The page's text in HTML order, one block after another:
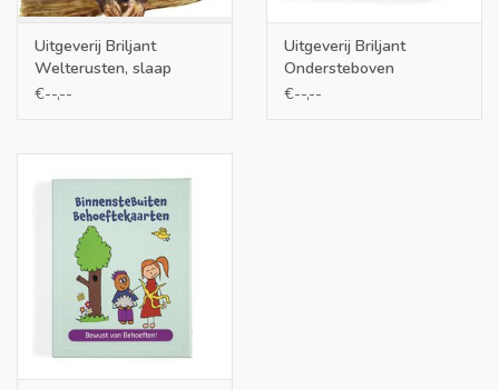
Uitgeverij Briljant
Welterusten, slaap
lekker! slaapkaartjes
€--,--
Uitgeverij Briljant
Ondersteboven
gevoelensspel
€--,--